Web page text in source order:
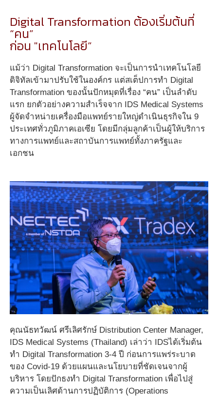
Digital Transformation ต้องเริ่มต้นที่
“คน”
ก่อน "เทคโนโลยี”
แม้ว่า Digital Transformation จะเป็นการนำเทคโนโลยี
ดิจิทัลเข้ามาปรับใช้ในองค์กร แต่สเต็ปการทำ Digital
Transformation ของนั้นปักหมุดที่เรื่อง “คน” เป็นลำดับ
แรก ยกตัวอย่างความสำเร็จจาก IDS Medical Systems
ผู้จัดจำหน่ายเครื่องมือแพทย์รายใหญ่ดำเนินธุรกิจใน 9
ประเทศทั่วภูมิภาคเอเซีย โดยมีกลุ่มลูกค้าเป็นผู้ให้บริการ
ทางการแพทย์และสถาบันการแพทย์ทั้งภาครัฐและ
เอกชน
คุณนัธทวัฒน์ ศรีเลิศรักษ์ Distribution Center Manager,
IDS Medical Systems (Thailand) เล่าว่า IDSได้เริ่มต้น
ทำ Digital Transformation 3-4 ปี ก่อนการแพร่ระบาด
ของ Covid-19 ด้วยแผนและนโยบายที่ชัดเจนจากผู้
บริหาร โดยปักธงทำ Digital Transformation เพื่อไปสู่
ความเป็นเลิศด้านการปฏิบัติการ (Operations